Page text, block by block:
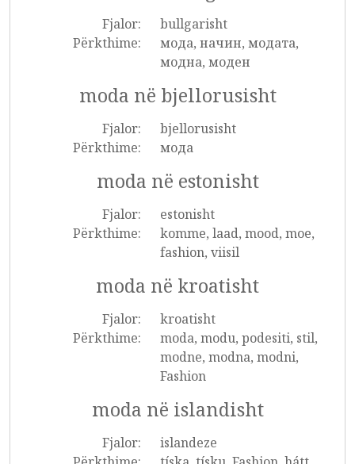
Fjalor:
bullgarisht
Përkthime:
мода, начин, модата,
модна, моден
moda në bjellorusisht
Fjalor:
bjellorusisht
Përkthime:
мода
moda në estonisht
Fjalor:
estonisht
Përkthime:
komme, laad, mood, moe,
fashion, viisil
moda në kroatisht
Fjalor:
kroatisht
Përkthime:
moda, modu, podesiti, stil,
modne, modna, modni,
Fashion
moda në islandisht
Fjalor:
islandeze